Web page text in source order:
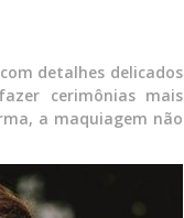
detalhes delicados
cerimônias mais
a maquiagem não